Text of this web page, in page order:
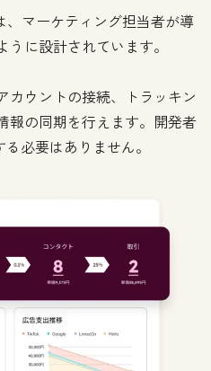
マーケティング担当者が導
に設計されています。
カウントの接続、トラッキン
報の同期を行えます。開発者
必要はありません。